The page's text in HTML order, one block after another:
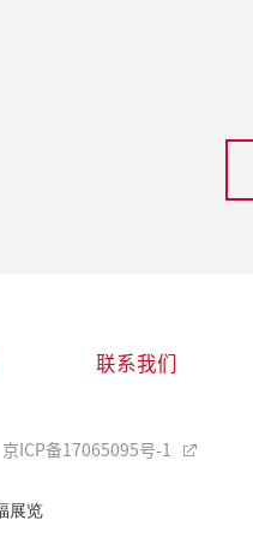
联系我们
京ICP备17065095号-1
展览